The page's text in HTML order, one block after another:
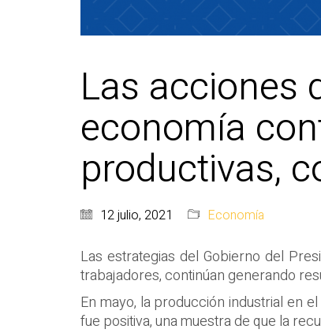
Las acciones
economía
productivas,
12 julio, 2021 Economía
Las estrategias del Gobierno del
trabajadores, continúan generando
En mayo, la producción industrial en
fue positiva, una muestra de que la